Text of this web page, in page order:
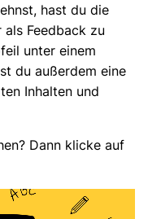
hast du die
Feedback zu
unter einem
du außerdem eine
Inhalten und
Dann klicke auf